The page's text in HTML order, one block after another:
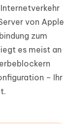
von Apple
zum
es meist an
– Ihr